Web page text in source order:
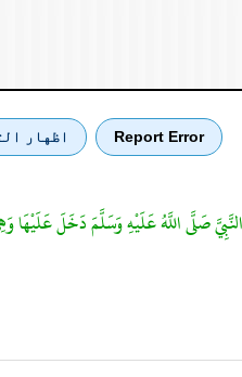
Report Error اظهار
صَلَّى اللَّهُ عَلَيْهِ وَسَلَّمَ دَخَلَ عَلَيْهَا